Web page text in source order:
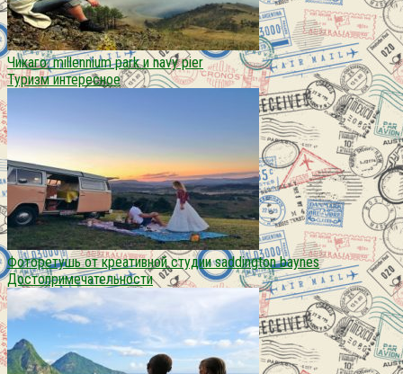
Чикаго. millennium park и navy pier
Туризм интересное
Фоторетушь от креативной студии saddington baynes
Достопримечательности